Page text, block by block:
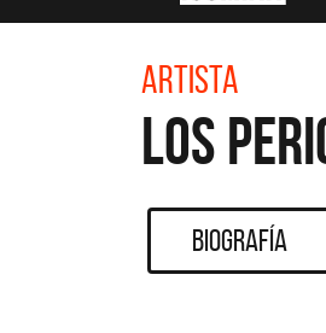
Artista
Los
Biografía